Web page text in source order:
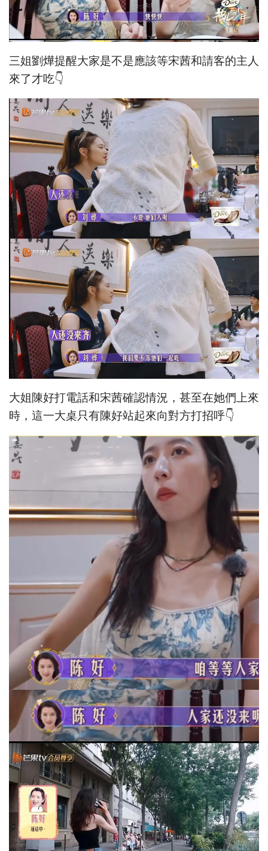
三姐劉燁提醒大家是不是應該等宋茜和請客的主人
來了才吃👇
大姐陳好打電話和宋茜確認情況，甚至在她們上來
時，這一大桌只有陳好站起來向對方打招呼👇